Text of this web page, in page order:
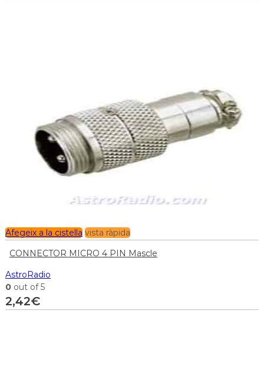
Afegeix a la cistella vista ràpida
CONNECTOR MICRO 4 PIN Mascle
AstroRadio
0 out of 5
2,42€